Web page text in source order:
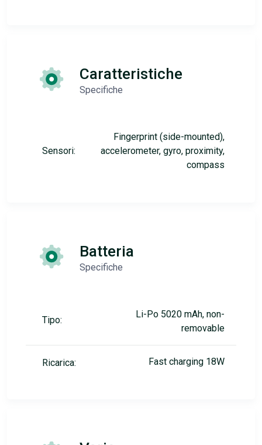
Caratteristiche
Specifiche
Sensori:
Fingerprint (side-mounted),
accelerometer, gyro, proximity,
compass
Batteria
Specifiche
Tipo:
Li-Po 5020 mAh, non-
removable
Ricarica: Fast charging 18W